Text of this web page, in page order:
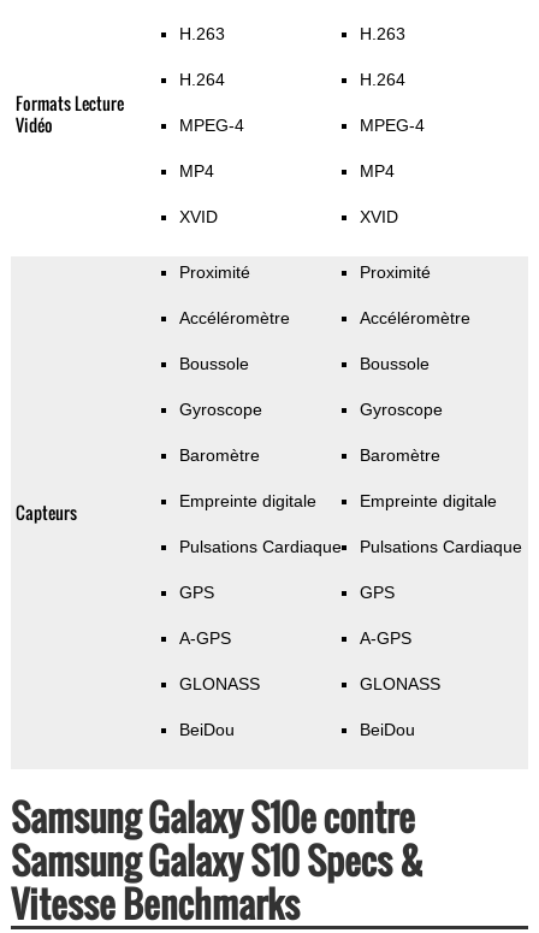
Formats Lecture
Vidéo
H.263
H.264
MPEG-4
MP4
XVID
H.263
H.264
MPEG-4
MP4
XVID
Capteurs
Proximité
Accéléromètre
Boussole
Gyroscope
Baromètre
Empreinte digitale
Pulsations Cardiaque
GPS
A-GPS
GLONASS
BeiDou
Proximité
Accéléromètre
Boussole
Gyroscope
Baromètre
Empreinte digitale
Pulsations Cardiaque
GPS
A-GPS
GLONASS
BeiDou
Samsung Galaxy S10e contre
Samsung Galaxy S10 Specs &
Vitesse Benchmarks